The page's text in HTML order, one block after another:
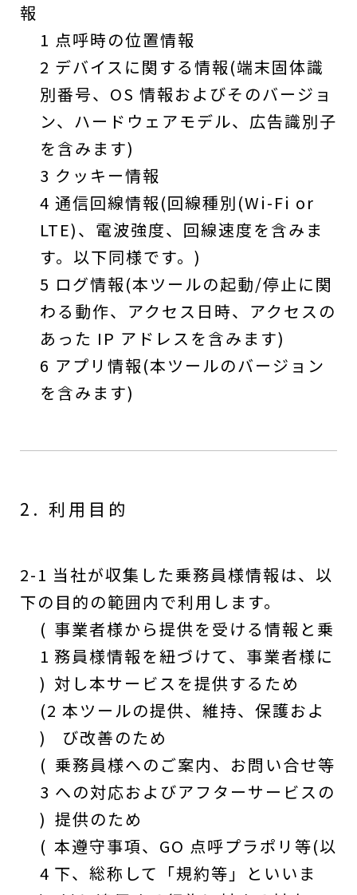
報
1 点呼時の位置情報
2 デバイスに関する情報(端末固体識
別番号、OS 情報およびそのバージョ
ン、ハードウェアモデル、広告識別子
を含みます)
3 クッキー情報
4 通信回線情報(回線種別(Wi-Fi or
LTE)、電波強度、回線速度を含みま
す。以下同様です。)
5 ログ情報(本ツールの起動/停止に関
わる動作、アクセス日時、アクセスの
あった IP アドレスを含みます)
6 アプリ情報(本ツールのバージョン
を含みます)
2. 利用目的
2-1 当社が収集した乗務員様情報は、以
下の目的の範囲内で利用します。
(
1
)
事業者様から提供を受ける情報と乗
務員様情報を紐づけて、事業者様に
対し本サービスを提供するため
(2
)
本ツールの提供、維持、保護およ
び改善のため
(
3
)
乗務員様へのご案内、お問い合せ等
への対応およびアフターサービスの
提供のため
(
4
本遵守事項、GO 点呼プラポリ等(以
下、総称して「規約等」といいま